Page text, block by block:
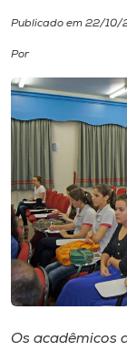
Biblioteca
Editora
Rádio
Museu
Unoesc
Publicado em 22/10/
Por
Os acadêmicos